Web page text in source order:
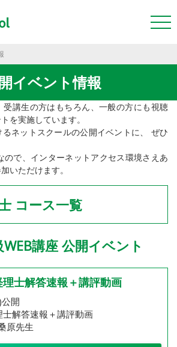
イベント情報
受講生の方はもちろん、一般の方にも視聴
を実施しています。
ネットスクールの公開イベントに、 ぜひ
ので、インターネットアクセス環境さえあ
いただけます。
コース一覧
講座 公開イベント
士解答速報＋講評動画
開
解答速報＋講評動画
原先生